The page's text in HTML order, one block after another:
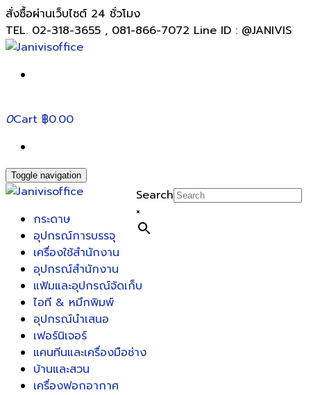
สั่งซื้อผ่านเว็บไซต์ 24 ชั่วโมง
TEL. 02-318-3655 , 081-866-7072 Line ID : @JANIVIS
0Cart ฿0.00
Toggle navigation
Search
×
กระดาษ
อุปกรณ์การบรรจุ
เครื่องใช้สำนักงาน
อุปกรณ์สำนักงาน
แฟ้มและอุปกรณ์จัดเก็บ
ไอที & หมึกพิมพ์
อุปกรณ์นำเสนอ
เฟอร์นิเจอร์
แคนทีนและเครื่องมือช่าง
บ้านและสวน
เครื่องฟอกอากาศ